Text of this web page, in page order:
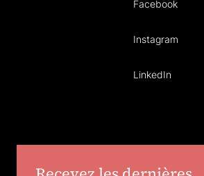
Facebook
Instagram
LinkedIn